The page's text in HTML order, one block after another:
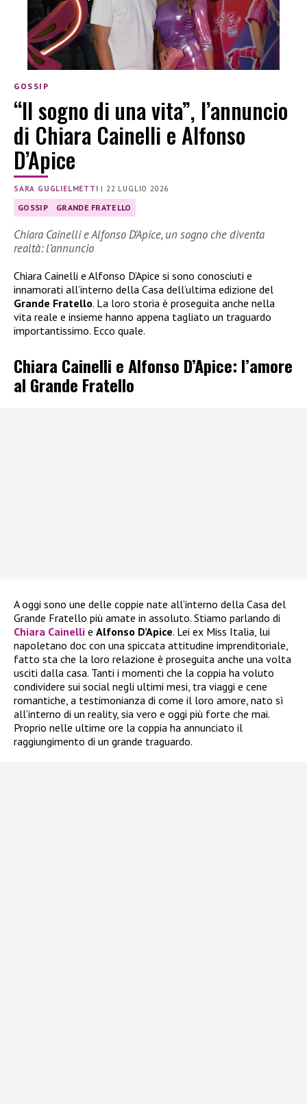
GOSSIP
“Il sogno di una vita”, l’annuncio
di Chiara Cainelli e Alfonso
D’Apice
SARA GUGLIELMETTI | 22 LUGLIO 2026
GOSSIP GRANDE FRATELLO
Chiara Cainelli e Alfonso D’Apice, un sogno che diventa
realtà: l’annuncio
Chiara Cainelli e Alfonso D’Apice si sono conosciuti e
innamorati all’interno della Casa dell’ultima edizione del
Grande Fratello. La loro storia è proseguita anche nella
vita reale e insieme hanno appena tagliato un traguardo
importantissimo. Ecco quale.
Chiara Cainelli e Alfonso D’Apice: l’amore
al Grande Fratello
A oggi sono une delle coppie nate all’interno della Casa del
Grande Fratello più amate in assoluto. Stiamo parlando di
Chiara Cainelli e Alfonso D’Apice. Lei ex Miss Italia, lui
napoletano doc con una spiccata attitudine imprenditoriale,
fatto sta che la loro relazione è proseguita anche una volta
usciti dalla casa. Tanti i momenti che la coppia ha voluto
condividere sui social negli ultimi mesi, tra viaggi e cene
romantiche, a testimonianza di come il loro amore, nato sì
all’interno di un reality, sia vero e oggi più forte che mai.
Proprio nelle ultime ore la coppia ha annunciato il
raggiungimento di un grande traguardo.